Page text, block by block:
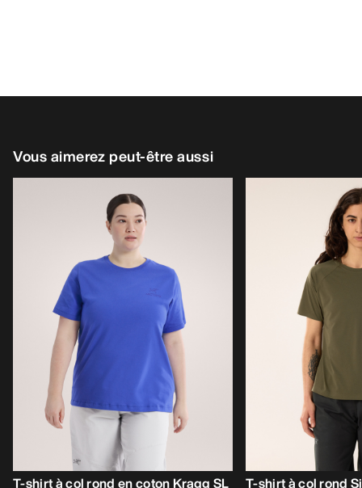
Vous aimerez peut-être aussi
T-shirt à col rond en coton Kragg SL
T-shirt à col rond